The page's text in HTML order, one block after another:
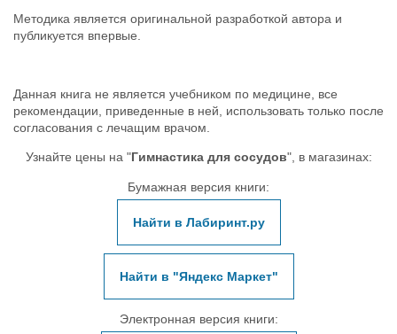
Методика является оригинальной разработкой автора и
публикуется впервые.
Данная книга не является учебником по медицине, все
рекомендации, приведенные в ней, использовать только после
согласования с лечащим врачом.
Узнайте цены на "Гимнастика для сосудов", в магазинах:
Бумажная версия книги:
Найти в Лабиринт.ру
Найти в "Яндекс Маркет"
Электронная версия книги: